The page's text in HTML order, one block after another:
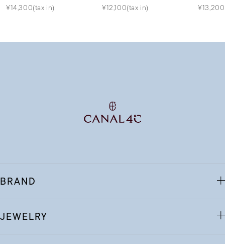
¥14,300(tax in) ¥12,100(tax in)
BRAND
JEWELRY